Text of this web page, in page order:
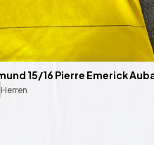
Herren